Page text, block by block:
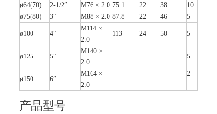
ø64(70) 2-1/2″ M76 × 2.0 75.1 22 38
10
ø75(80)
3″ M88 × 2.0 87.8 22 46 5
ø100 4″
M114 ×
2.0
113 24 50 5
ø125 5″
M140 ×
2.0
5
ø150 6″
M164 ×
2.0
2
产品型号